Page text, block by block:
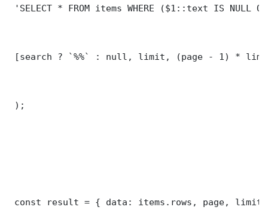
'SELECT * FROM items WHERE ($1::text IS NULL
[search ? `%%` : null, limit, (page - 1) *
);
const result = { data: items.rows, page,